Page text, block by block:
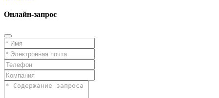
Онлайн-запрос